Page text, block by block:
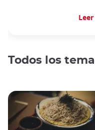
Todos los